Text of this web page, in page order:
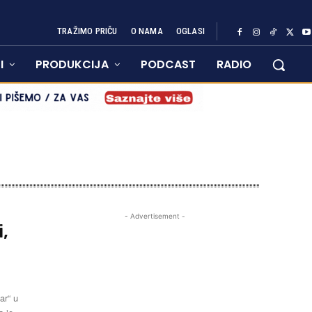
TRAŽIMO PRIČU O NAMA OGLASI
PRODUKCIJA PODCAST RADIO
u
- Advertisement -